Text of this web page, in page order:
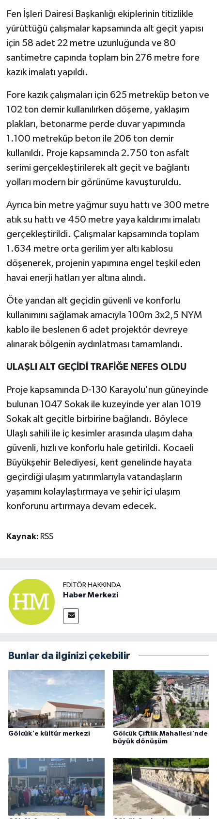
Fen İşleri Dairesi Başkanlığı ekiplerinin titizlikle
yürüttüğü çalışmalar kapsamında alt geçit yapısı
için 58 adet 22 metre uzunluğunda ve 80
santimetre çapında toplam bin 276 metre fore
kazık imalatı yapıldı.
Fore kazık çalışmaları için 625 metreküp beton ve
102 ton demir kullanılırken döşeme, yaklaşım
plakları, betonarme perde duvar yapımında
1.100 metreküp beton ile 206 ton demir
kullanıldı. Proje kapsamında 2.750 ton asfalt
serimi gerçekleştirilerek alt geçit ve bağlantı
yolları modern bir görünüme kavuşturuldu.
Ayrıca bin metre yağmur suyu hattı ve 300 metre
atık su hattı ve 450 metre yaya kaldırımı imalatı
gerçekleştirildi. Çalışmalar kapsamında toplam
1.634 metre orta gerilim yer altı kablosu
döşenerek, projenin yapımına engel teşkil eden
havai enerji hatları yer altına alındı.
Öte yandan alt geçidin güvenli ve konforlu
kullanımını sağlamak amacıyla 100m 3x2,5 NYM
kablo ile beslenen 6 adet projektör devreye
alınarak bölgenin aydınlatması tamamlandı.
ULAŞLI ALT GEÇİDİ TRAFİĞE NEFES OLDU
Proje kapsamında D-130 Karayolu'nun güneyinde
bulunan 1047 Sokak ile kuzeyinde yer alan 1019
Sokak alt geçitle birbirine bağlandı. Böylece
Ulaşlı sahili ile iç kesimler arasında ulaşım daha
güvenli, hızlı ve konforlu hale getirildi. Kocaeli
Büyükşehir Belediyesi, kent genelinde hayata
geçirdiği ulaşım yatırımlarıyla vatandaşların
yaşamını kolaylaştırmaya ve şehir içi ulaşım
konforunu artırmaya devam edecek.
Kaynak: RSS
EDITÖR HAKKINDA
Haber Merkezi
Bunlar da ilginizi çekebilir
Gölcük'e kültür merkezi
Gölcük Çiftlik Mahallesi'nde
büyük dönüşüm